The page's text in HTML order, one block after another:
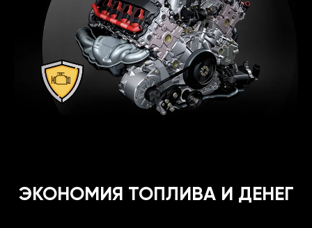
ЭКОНОМИЯ ТОПЛИВА И ДЕНЕГ